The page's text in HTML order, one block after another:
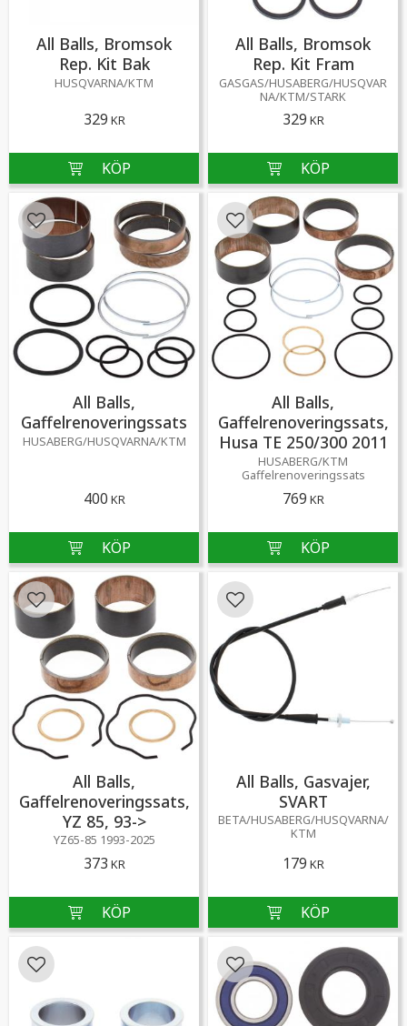
All Balls, Bromsok
Rep. Kit Bak
HUSQVARNA/KTM
329 KR
All Balls, Bromsok
Rep. Kit Fram
GASGAS/HUSABERG/HUSQVAR
NA/KTM/STARK
329 KR
All Balls,
Gaffelrenoveringssats
HUSABERG/HUSQVARNA/KTM
400 KR
Lägg till i favoriter
All Balls,
Gaffelrenoveringssats,
Husa TE 250/300 2011
HUSABERG/KTM
Gaffelrenoveringssats
769 KR
Lägg till i favoriter
All Balls,
Gaffelrenoveringssats,
YZ 85, 93->
YZ65-85 1993-2025
373 KR
Lägg till i favoriter
All Balls, Gasvajer,
SVART
BETA/HUSABERG/HUSQVARNA/
KTM
179 KR
Lägg till i favoriter
Lägg till i favoriter Lägg till i favoriter